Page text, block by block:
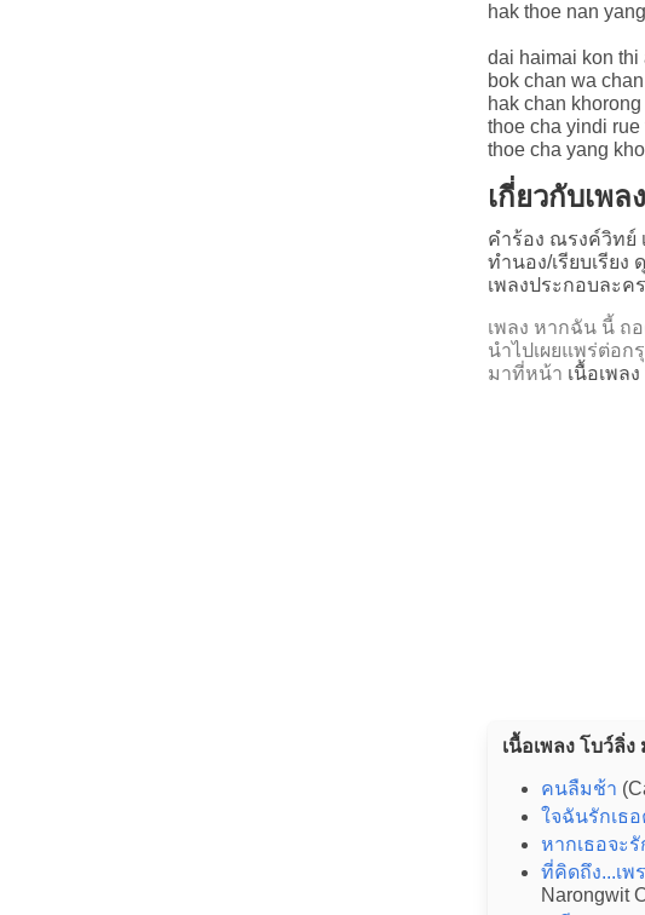
hak thoe nan
dai haimai kon thi
bok chan wa
hak chan
thoe cha yindi
thoe cha yang
เกี่ยวกับเพ
คำร้อง ณรงค์วิทย์
ทำนอง/เรียบเรียง
เพลงประกอบละค
เพลง หากฉัน นี้ ถ
นำไปเผยแพร่ต่อ
มาที่หน้า เนื้อเพล
เนื้อเพลง โบว์ลิ่
คนลืมช้า
ใจฉันรักเธอ
หากเธอจะรั
ที่คิดถึง...เพ
Narongwit